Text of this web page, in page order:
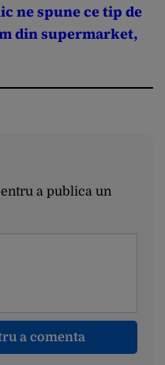
ne spune ce tip de
din supermarket,
a publica un
a comenta